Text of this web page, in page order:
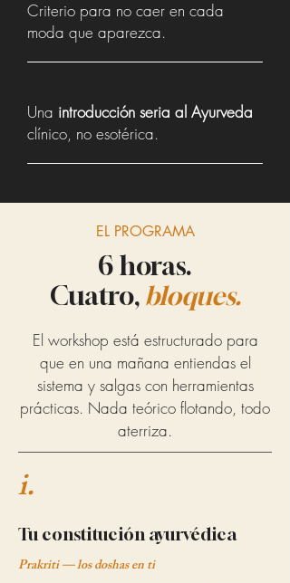
Criterio para no caer en cada
moda que aparezca.
Una introducción seria al Ayurveda
clínico, no esotérica.
EL PROGRAMA
6 horas.
Cuatro, bloques.
El workshop está estructurado para
que en una mañana entiendas el
sistema y salgas con herramientas
prácticas. Nada teórico flotando, todo
aterriza.
i.
Tu constitución ayurvédica
Prakriti — los doshas en ti